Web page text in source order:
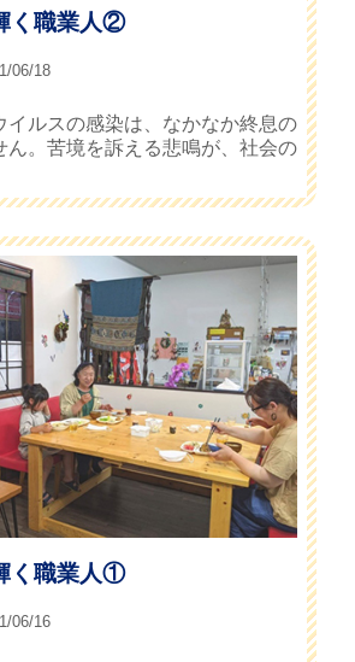
く職業人②
06/18
ルスの感染は、なかなか終息の
ん。苦境を訴える悲鳴が、社会の
く職業人①
06/16